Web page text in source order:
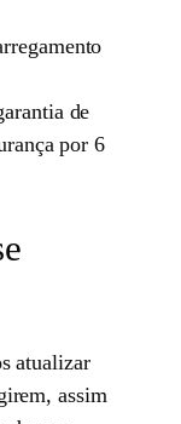
de
por 6
atualizar
assim